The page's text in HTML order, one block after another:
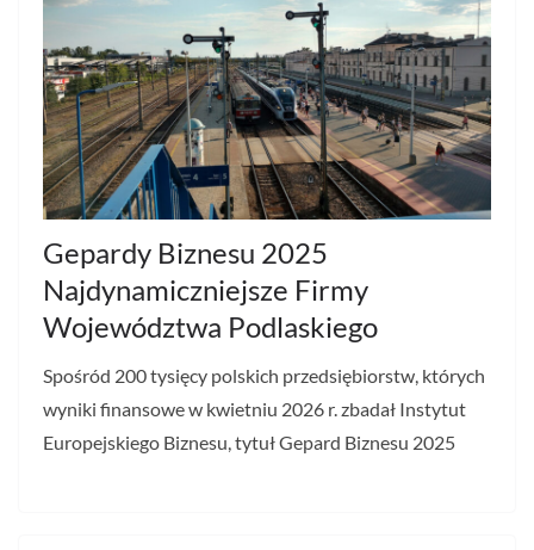
Gepardy Biznesu 2025
Najdynamiczniejsze Firmy
Województwa Podlaskiego
Spośród 200 tysięcy polskich przedsiębiorstw, których
wyniki finansowe w kwietniu 2026 r. zbadał Instytut
Europejskiego Biznesu, tytuł Gepard Biznesu 2025